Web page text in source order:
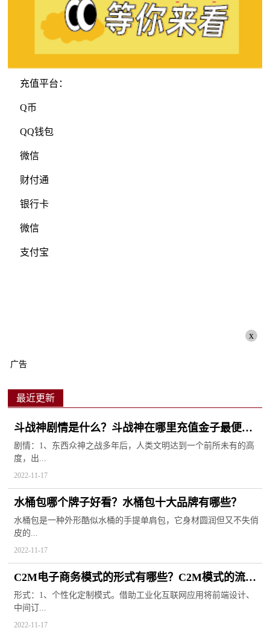
充值平台：
Q币
QQ钱包
微信
财付通
银行卡
微信
支付宝
x
广告
最近更新
斗战神剧情是什么？斗战神在哪里充值金子最便
宜？
剧情：1、东西众神之战多年后，人类文明达到一个前所未有的高
度，出...
2022-11-17
水桶包哪个牌子好看？水桶包十大品牌有哪些？
水桶包是一种外形酷似水桶的手提单肩包，它身材圆润但又不失俏
皮的...
2022-11-17
C2M电子商务模式的形式有哪些？C2M模式的流程
是什么？
形式：1、个性化定制模式。借助工业化互联网应用将前端设计、
中间订...
2022-11-17